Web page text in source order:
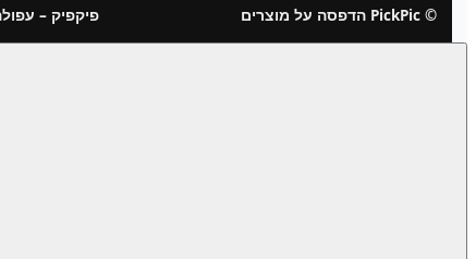
© PickPic הדפסה על מוצרים פיקפיק –